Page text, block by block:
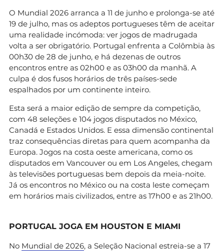
O Mundial 2026 arranca a 11 de junho e prolonga-se até
19 de julho, mas os adeptos portugueses têm de aceitar
uma realidade incómoda: ver jogos de madrugada
volta a ser obrigatório. Portugal enfrenta a Colômbia às
00h30 de 28 de junho, e há dezenas de outros
encontros entre as 02h00 e as 03h00 da manhã. A
culpa é dos fusos horários de três países-sede
espalhados por um continente inteiro.
Esta será a maior edição de sempre da competição,
com 48 seleções e 104 jogos disputados no México,
Canadá e Estados Unidos. E essa dimensão continental
traz consequências diretas para quem acompanha da
Europa. Jogos na costa oeste americana, como os
disputados em Vancouver ou em Los Angeles, chegam
às televisões portuguesas bem depois da meia-noite.
Já os encontros no México ou na costa leste começam
em horários mais civilizados, entre as 17h00 e as 21h00.
PORTUGAL JOGA EM HOUSTON E MIAMI
No Mundial de 2026, a Seleção Nacional estreia-se a 17